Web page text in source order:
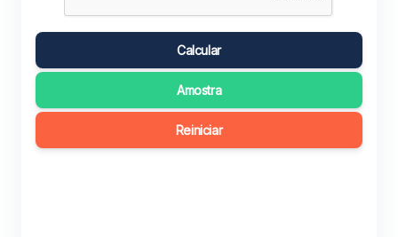
Calcular
Amostra
Reiniciar